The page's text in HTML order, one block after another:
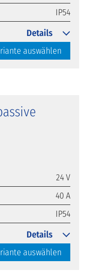
IP54
auswählen
Details
24 V
40 A
IP54
auswählen
Details